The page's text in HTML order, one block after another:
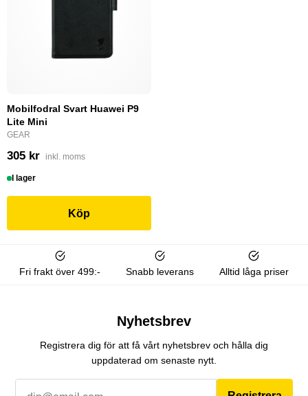
Mobilfodral Svart Huawei P9
Lite Mini
GEAR
305 kr inkl. moms
I lager
Köp
Fri frakt över 499:- Snabb leverans Alltid låga priser
Nyhetsbrev
Registrera dig för att få vårt nyhetsbrev och hålla dig
uppdaterad om senaste nytt.